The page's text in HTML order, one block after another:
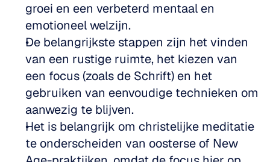
groei en een verbeterd mentaal en
emotioneel welzijn.
De belangrijkste stappen zijn het vinden
van een rustige ruimte, het kiezen van
een focus (zoals de Schrift) en het
gebruiken van eenvoudige technieken om
aanwezig te blijven.
Het is belangrijk om christelijke meditatie
te onderscheiden van oosterse of New